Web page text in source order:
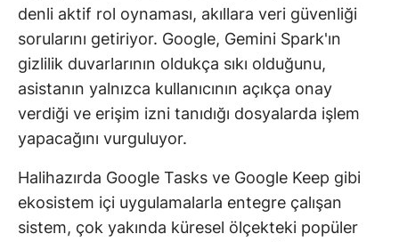
denli aktif rol oynaması, akıllara veri güvenliği
sorularını getiriyor. Google, Gemini Spark'ın
gizlilik duvarlarının oldukça sıkı olduğunu,
asistanın yalnızca kullanıcının açıkça onay
verdiği ve erişim izni tanıdığı dosyalarda işlem
yapacağını vurguluyor.
Halihazırda Google Tasks ve Google Keep gibi
ekosistem içi uygulamalarla entegre çalışan
sistem, çok yakında küresel ölçekteki popüler